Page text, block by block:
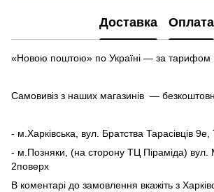
Доставка Оплата
«Новою поштою» по Україні — за тарифом
Самовивіз з наших магазинів —
- м.Харківська, вул. Братства Тарасівців
- м.Позняки, (на сторону ТЦ Піраміда) вул.
2поверх
В коментарі до замовлення вкажіть з